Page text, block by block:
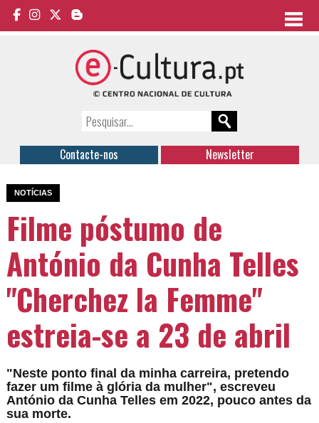
Contacte-nos Newsletter
NOTÍCIAS
Filme póstumo de
António da Cunha Telles
"Cherchez la Femme"
estreia-se a 23 de abril
"Neste ponto final da minha carreira, pretendo
fazer um filme à glória da mulher", escreveu
António da Cunha Telles em 2022, pouco antes da
sua morte.